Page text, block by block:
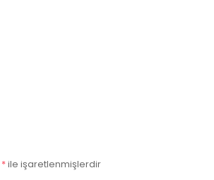
*ile işaretlenmişlerdir